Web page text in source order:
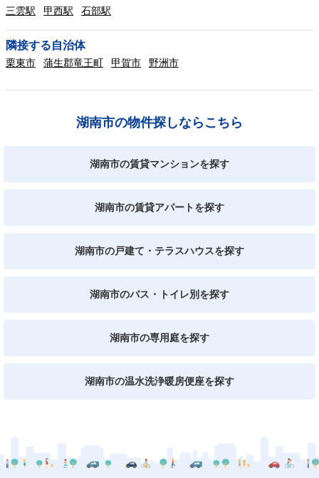
三雲駅 甲西駅 石部駅
隣接する自治体
栗東市 蒲生郡竜王町 甲賀市 野洲市
湖南市の物件探しならこちら
湖南市の賃貸マンションを探す
湖南市の賃貸アパートを探す
湖南市の戸建て・テラスハウスを探す
湖南市のバス・トイレ別を探す
湖南市の専用庭を探す
湖南市の温水洗浄暖房便座を探す